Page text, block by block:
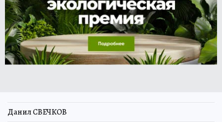
Данил СВЕЧКОВ